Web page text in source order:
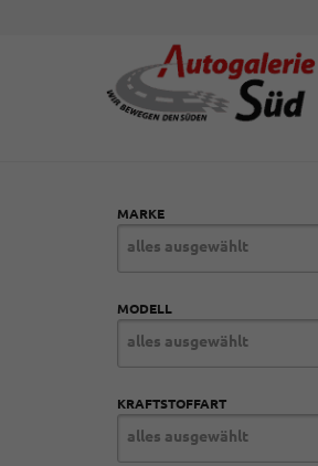
MARKE
alles ausgewählt
MODELL
alles ausgewählt
KRAFTSTOFFART
alles ausgewählt